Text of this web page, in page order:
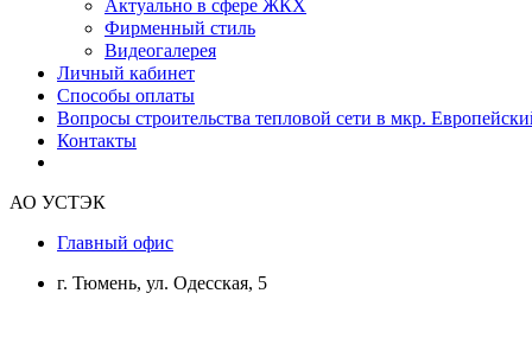
Актуально в сфере ЖКХ
Фирменный стиль
Видеогалерея
Личный кабинет
Способы оплаты
Вопросы строительства тепловой сети в мкр.
Контакты
АО УСТЭК
Главный офис
г. Тюмень, ул. Одесская, 5